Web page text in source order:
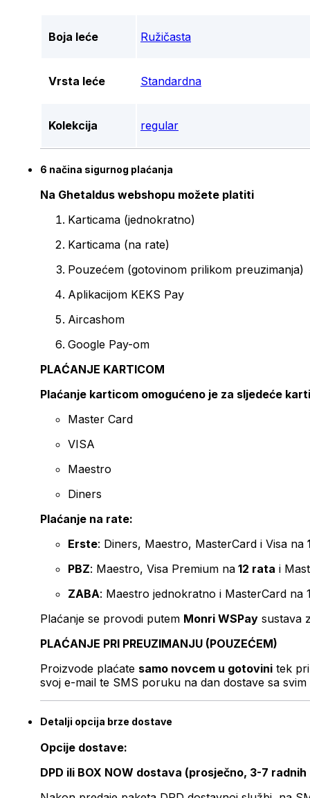
Boja leće Ružičasta
Vrsta leće Standardna
Kolekcija regular
6 načina sigurnog plaćanja
Na Ghetaldus webshopu možete platiti
Karticama (jednokratno)
Karticama (na rate)
Pouzećem (gotovinom prilikom preuzimanja)
Aplikacijom KEKS Pay
Aircashom
Google Pay-om
PLAĆANJE KARTICOM
Plaćanje karticom omogućeno je za sljedeće
Master Card
VISA
Maestro
Diners
Plaćanje na rate:
Erste: Diners, Maestro, MasterCard i Visa na
PBZ: Maestro, Visa Premium na 12 rata i
ZABA: Maestro jednokratno i MasterCard na
Plaćanje se provodi putem Monri WSPay sustava
PLAĆANJE PRI PREUZIMANJU (POUZEĆEM)
Proizvode plaćate samo novcem u gotovini tek
svoj e-mail te SMS poruku na dan dostave sa svim
Detalji opcija brze dostave
Opcije dostave:
DPD ili BOX NOW dostava (prosječno, 3-7 radnih